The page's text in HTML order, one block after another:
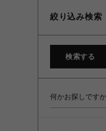
絞り込み検索
検索する